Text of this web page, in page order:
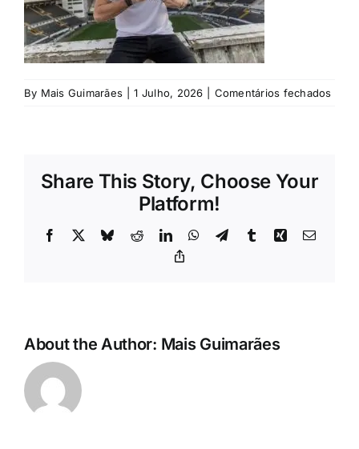
Rubricas
Jornal
By Mais Guimarães 1 Julho, 2026 Comentários fechadosem
Share This Story, Choose Your
Platform!
Facebook BlueskyRedditLinkedInWhatsApp
TelegramTumblrXing Email
About the Author: Mais Guimarães